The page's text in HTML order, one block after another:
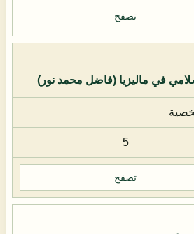
تصفح
في ماليزيا (فاضل محمد نور)
5
تصفح